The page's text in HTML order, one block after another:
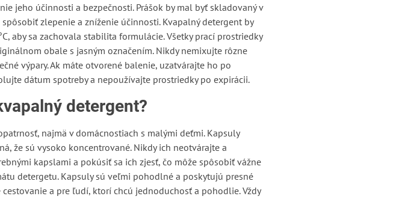
jeho účinnosti a bezpečnosti. Prášok by mal byť skladovaný v
zlepenie a zníženie účinnosti. Kvapalný detergent by
aby sa zachovala stabilita formulácie. Všetky prací prostriedky
obale s jasným označením. Nikdy nemixujte rôzne
výpary. Ak máte otvorené balenie, uzatvárajte ho po
dátum spotreby a nepoužívajte prostriedky po expirácii.
detergent?
najmä v domácnostiach s malými deťmi. Kapsuly
že sú vysoko koncentrované. Nikdy ich neotvárajte a
kapslami a pokúsiť sa ich zjesť, čo môže spôsobiť vážne
detergetu. Kapsuly sú veľmi pohodlné a poskytujú presné
a pre ľudí, ktorí chcú jednoduchosť a pohodlie. Vždy